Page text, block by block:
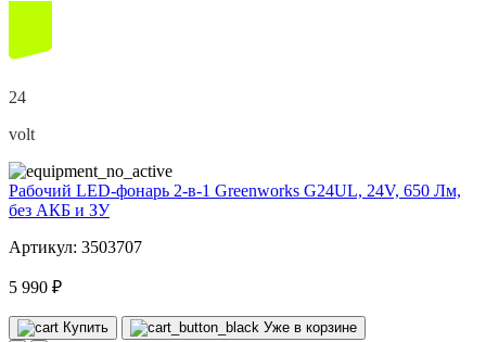
24
volt
Рабочий LED-фонарь 2-в-1 Greenworks G24UL, 24V, 650 Лм,
без АКБ и ЗУ
Артикул: 3503707
5 990 ₽
Купить Уже в корзине